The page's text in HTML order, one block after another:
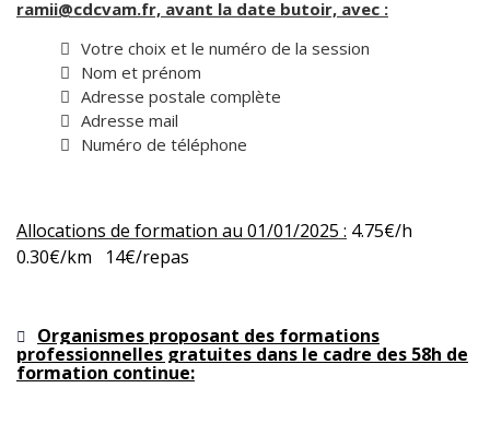
ramii@cdcvam.fr, avant la date butoir, avec :
Votre choix et le numéro de la session
Nom et prénom
Adresse postale complète
Adresse mail
Numéro de téléphone
Allocations de formation au 01/01/2025 : 4.75€/h
0.30€/km 14€/repas
Organismes proposant des formations
professionnelles gratuites dans le cadre des 58h de
formation continue: